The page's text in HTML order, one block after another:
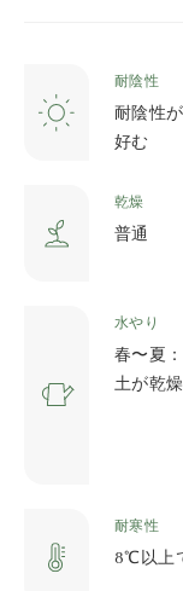
耐陰性
耐陰性
好む
乾燥
普通
水やり
春〜夏
土が乾
耐寒性
8℃以上